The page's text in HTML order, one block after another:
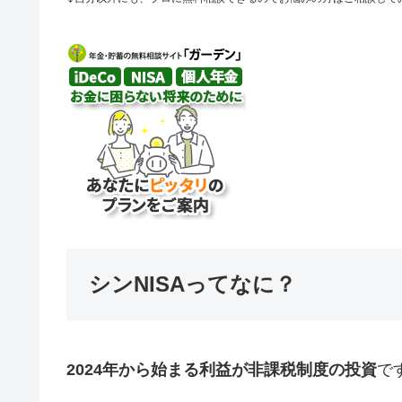
シンNISAってなに？
2024年から始まる利益が非課税制度の投資で